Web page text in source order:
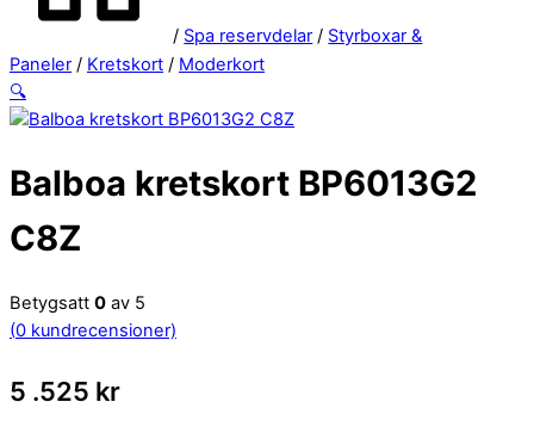
/ Spa reservdelar / Styrboxar &
Paneler / Kretskort / Moderkort
🔍
Balboa kretskort BP6013G2
C8Z
Betygsatt 0 av 5
(0 kundrecensioner)
5 .525 kr